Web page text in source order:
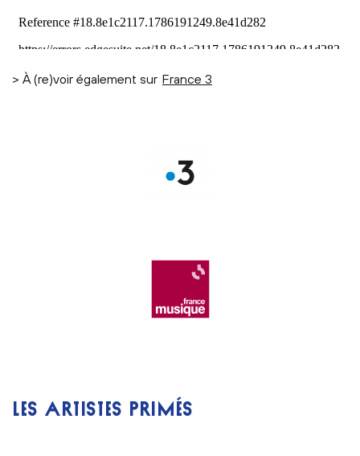
> À (re)voir également sur France 3
LES ARTISTES PRIMÉS